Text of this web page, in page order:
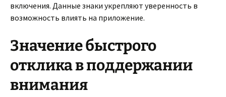
включения. Данные знаки укрепляют уверенность в
возможность влиять на приложение.
Значение быстрого
отклика в поддержании
внимания